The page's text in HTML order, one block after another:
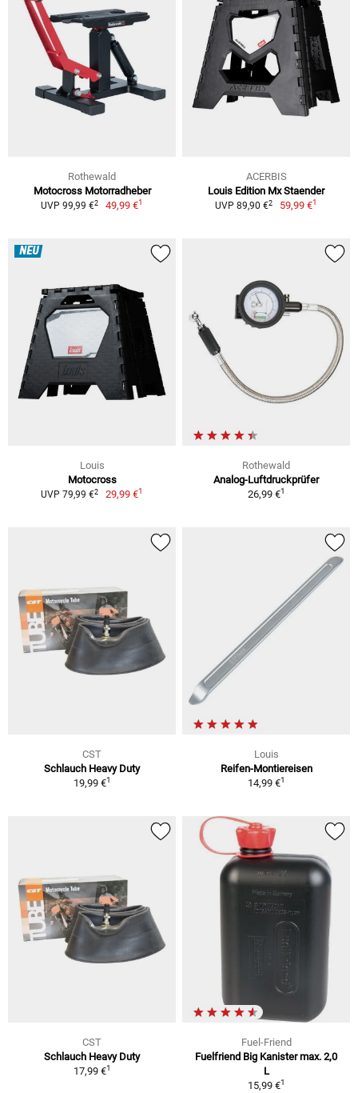
Rothewald
Motocross Motorradheber
UVP 99,99 €2 49,99 €1
ACERBIS
Louis Edition Mx Staender
UVP 89,90 €2 59,99 €1
NEU
Louis
Motocross
UVP 79,99 €2 29,99 €1
Rothewald
Analog-Luftdruckprüfer
26,99 €1
CST
Schlauch Heavy Duty
19,99 €1
Louis
Reifen-Montiereisen
14,99 €1
CST
Schlauch Heavy Duty
17,99 €1
Fuel-Friend
Fuelfriend Big Kanister max. 2,0
L
15,99 €1